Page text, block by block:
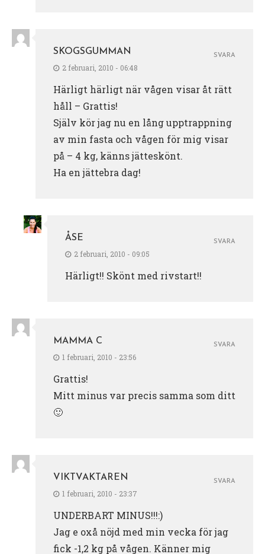
SKOGSGUMMAN
2 februari, 2010 - 06:48
Härligt härligt när vågen visar åt rätt
håll – Grattis!
Själv kör jag nu en lång upptrappning
av min fasta och vågen för mig visar
på – 4 kg, känns jätteskönt.
Ha en jättebra dag!
SVARA
ÅSE
2 februari, 2010 - 09:05
Härligt!! Skönt med rivstart!!
SVARA
MAMMA C
1 februari, 2010 - 23:56
Grattis!
Mitt minus var precis samma som ditt
🙂
SVARA
VIKTVAKTAREN
1 februari, 2010 - 23:37
UNDERBART MINUS!!!:)
Jag e oxå nöjd med min vecka för jag
fick -1,2 kg på vågen. Känner mig
SVARA